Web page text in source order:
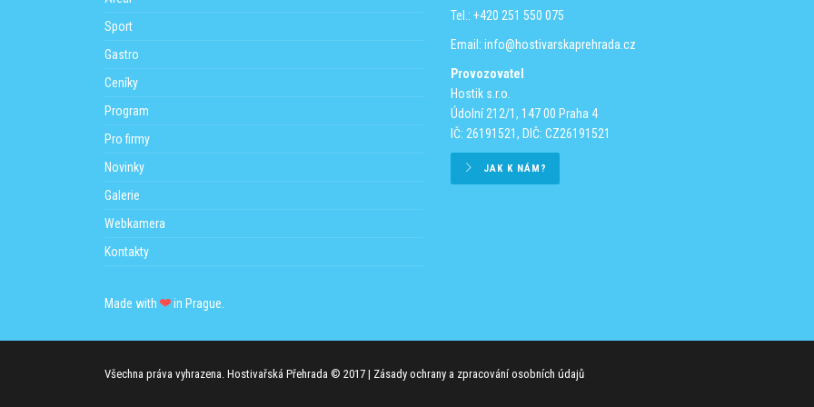
Sport
Gastro
Ceníky
Program
Pro firmy
Novinky
Galerie
Webkamera
Kontakty
Made with in Prague.
Tel.: +420 251 550 075
Email:info@hostivarskaprehrada.cz
Provozovatel
Hostik s.r.o.
Údolní 212/1, 147 00 Praha 4
IČ: 26191521, DIČ: CZ26191521
JAK K NÁM?
Všechna práva vyhrazena. Hostivařská Přehrada © 2017 | Zásady ochrany a zpracování osobních údajů